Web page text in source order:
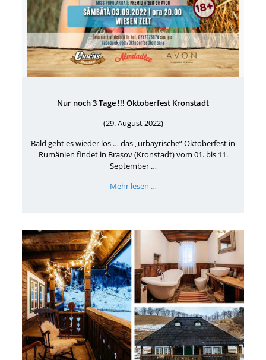
Nur noch 3 Tage !!! Oktoberfest Kronstadt
(29. August 2022)
Bald geht es wieder los … das „urbayrische“ Oktoberfest in
Rumänien findet in Brașov (Kronstadt) vom 01. bis 11.
September …
Mehr lesen …